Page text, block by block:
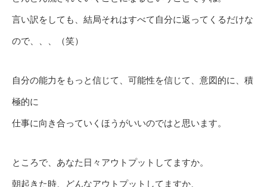
言い訳をしても、結局それはすべて自分に返ってくるだけな
ので、、、（笑）
自分の能力をもっと信じて、可能性を信じて、意図的に、積
極的に
仕事に向き合っていくほうがいいのではと思います。
ところで、あなた日々アウトプットしてますか。
朝起きた時、どんなアウトプットしてますか、